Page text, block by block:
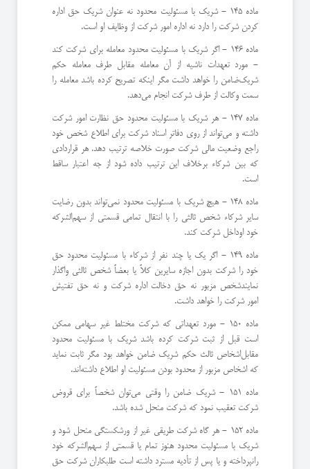
ماده 145 - شریك با مسئولیت محدود نه عنوان شریك حق اداره
كردن شركت را دارد نه اداره امور شركت از وظایف او است.
ماده 146 - اگر شریك با مسئولیت محدود معامله برای شركت كند
- مورد تعهدات ناشیه از آن معامله مقابل طرف معامله حكم
شریك‌ضامن را خواهد داشت مگر اینكه تصریح كرده باشد معامله را
سمت وكالت از طرف شركت انجام می‌دهد.
ماده 147 - هر شریك با مسئولیت محدود حق نظارت امور شركت
داشته و می‌تواند از روی دفاتر اسناد شركت برای اطلاع شخص خود
راجع‌ وضعیت مالی شركت صورت خلاصه ترتیب دهد. ‌هر قراردادی
كه بین شركاء برخلاف این ترتیب داده شود از جه اعتبار ساقط
است.
ماده 148 - هیچ شریك با مسئولیت محدود نمی‌تواند بدون رضایت
سایر شركاء شخص ثالثی را با انتقال تمامی قسمتی از سهم‌الشركه
خود او‌داخل شركت كند.
ماده 149 - اگر یك یا چند نفر از شركاء با مسئولیت محدود حق
خود را شركت بدون اجازه سایرین كلاً یا بعضاً شخص ثالثی واگذار
نمایند‌شخص مزبور نه حق دخالت اداره شركت و نه حق تفتیش
امور شركت را خواهد داشت.
ماده 150 - مورد تعهداتی كه شركت مختلط غیر سهامی ممكن
است قبل از ثبت شركت كرده باشد شریك با مسئولیت محدود
مقابل‌اشخاص ثالث حكم شریك ضامن خواهد بود مگر ثابت نماید
كه اشخاص مزبور از محدود بودن مسئولیت او اطلاع داشته‌اند.
ماده 151 - شریك ضامن را وقتی می‌توان شخصاً برای قروض
شركت تعقیب نمود كه شركت منحل شده باشد.
ماده 152 - هر گاه شركت طریقی غیر از ورشكستگی منحل شود و
شریك با مسئولیت محدود هنوز تمام یا قسمتی از سهم‌الشركه خود
را‌نپرداخته و یا پس از تأدیه مسترد داشته است طلبكاران شركت حق